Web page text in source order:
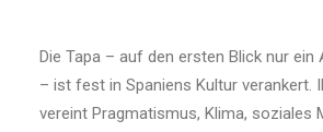
Die Tapa – auf den ersten Blick nur ein
– ist fest in Spaniens Kultur verankert.
vereint Pragmatismus, Klima, soziales